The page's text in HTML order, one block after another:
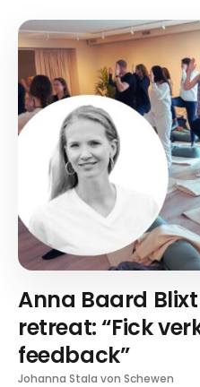
Anna Baard
retreat: “Fick
feedback”
Johanna Stala von Schewen